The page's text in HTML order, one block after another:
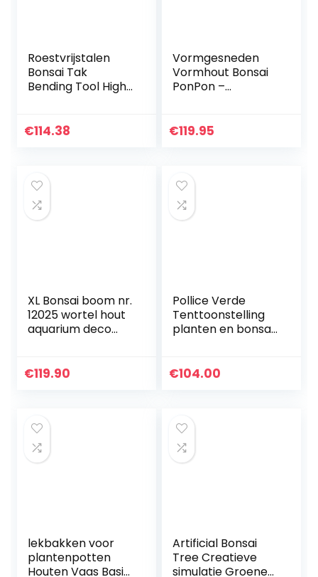
Roestvrijstalen
Bonsai Tak
Bending Tool High
Bender met
€114.38
Vormgesneden
Vormhout Bonsai
PonPon –
Multiplateau –
€119.95
XL Bonsai boom nr.
12025 wortel hout
aquarium deco
decoratie
€119.90
Pollice Verde
Tenttoonstelling
planten en bonsai
mm, wit
€104.00
lekbakken voor
plantenpotten
Houten Vaas Basis
Artificial Bonsai
Tree Creatieve
simulatie Groene